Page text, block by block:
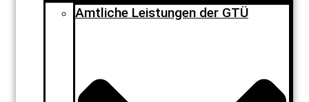
Amtliche Leistungen der GTÜ